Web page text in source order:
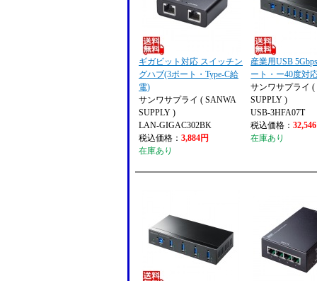
ギガビット対応 スイッチン
グハブ(3ポート・Type-C給
電)
サンワサプライ ( SANWA
SUPPLY )
LAN-GIGAC302BK
税込価格： 3,884円
在庫あり
産業用USB
ート・ー40度対
サンワサプライ (
SUPPLY )
USB-3HFA07T
税込価格：
在庫あり